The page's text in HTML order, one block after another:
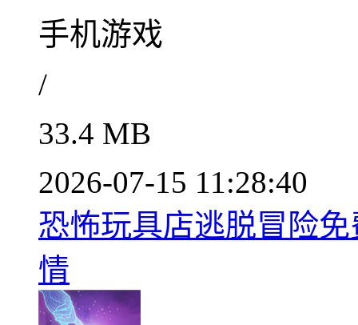
手机游戏
/
33.4 MB
2026-07-15 11:28:40
恐怖玩具店逃脱冒险
情